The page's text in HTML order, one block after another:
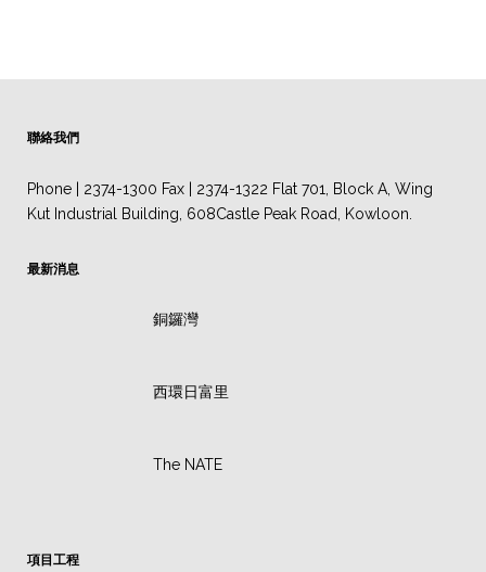
聯絡我們
Phone | 2374-1300 Fax | 2374-1322 Flat 701, Block A, Wing
Kut Industrial Building, 608Castle Peak Road, Kowloon.
最新消息
銅鑼灣
西環日富里
The NATE
項目工程